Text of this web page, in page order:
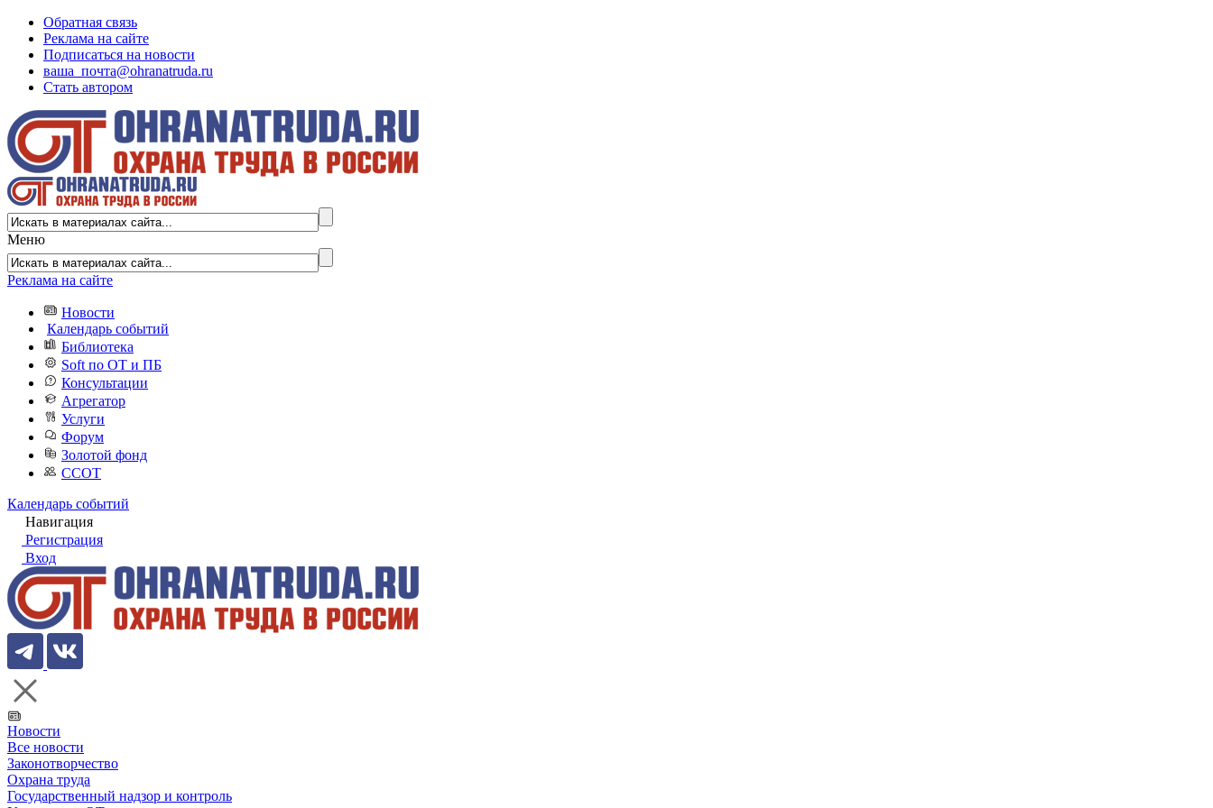
Обратная связь
Реклама на сайте
Подписаться на новости
ваша_почта@ohranatruda.ru
Стать автором
Меню
Реклама на сайте
Новости
Календарь событий
Библиотека
Soft по ОТ и ПБ
Консультации
Агрегатор
Услуги
Форум
Золотой фонд
ССОТ
Календарь событий
Навигация
Регистрация
Вход
Новости
Все новости
Законотворчество
Охрана труда
Государственный надзор и контроль